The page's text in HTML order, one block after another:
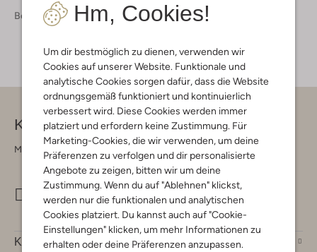
Hm, Cookies!
Um dir bestmöglich zu dienen, verwenden wir
Cookies auf unserer Website. Funktionale und
analytische Cookies sorgen dafür, dass die Website
ordnungsgemäß funktioniert und kontinuierlich
verbessert wird. Diese Cookies werden immer
platziert und erfordern keine Zustimmung. Für
Marketing-Cookies, die wir verwenden, um deine
Präferenzen zu verfolgen und dir personalisierte
Angebote zu zeigen, bitten wir um deine
Zustimmung. Wenn du auf "Ablehnen" klickst,
werden nur die funktionalen und analytischen
Cookies platziert. Du kannst auch auf "Cookie-
Einstellungen" klicken, um mehr Informationen zu
erhalten oder deine Präferenzen anzupassen.
Bekleidung Damen Bekleidung
Kontakt
Montag - Freitag 09:00 - 17:00 uur
info@omoda.de
Kundenservice